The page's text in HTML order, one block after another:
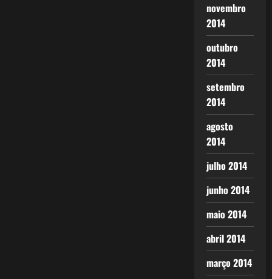
novembro
2014
outubro
2014
setembro
2014
agosto
2014
julho 2014
junho 2014
maio 2014
abril 2014
março 2014